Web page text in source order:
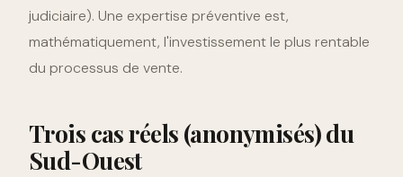
judiciaire). Une expertise préventive est,
mathématiquement, l'investissement le plus rentable
du processus de vente.
Trois cas réels (anonymisés) du
Sud-Ouest